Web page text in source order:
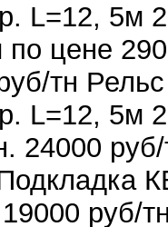
L=12, 5м
цене
тн
L=12, 5м
24000
руб/